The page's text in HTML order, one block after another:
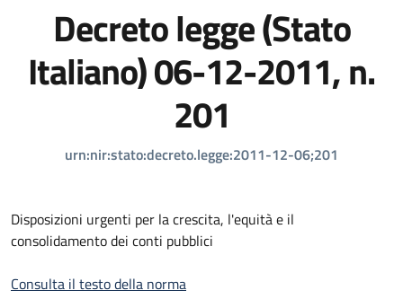
Decreto legge (Stato
Italiano) 06-12-2011, n.
201
urn:nir:stato:decreto.legge:2011-12-06;201
Disposizioni urgenti per la crescita, l'equità e il
consolidamento dei conti pubblici
Consulta il testo della norma